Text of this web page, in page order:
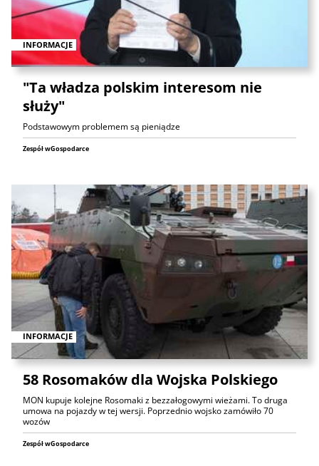
INFORMACJE
"Ta władza polskim interesom nie
służy"
Podstawowym problemem są pieniądze
Zespół wGospodarce
INFORMACJE
58 Rosomaków dla Wojska Polskiego
MON kupuje kolejne Rosomaki z bezzałogowymi wieżami. To druga
umowa na pojazdy w tej wersji. Poprzednio wojsko zamówiło 70
wozów
Zespół wGospodarce